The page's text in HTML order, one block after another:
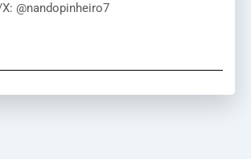
@nandopinheiro7